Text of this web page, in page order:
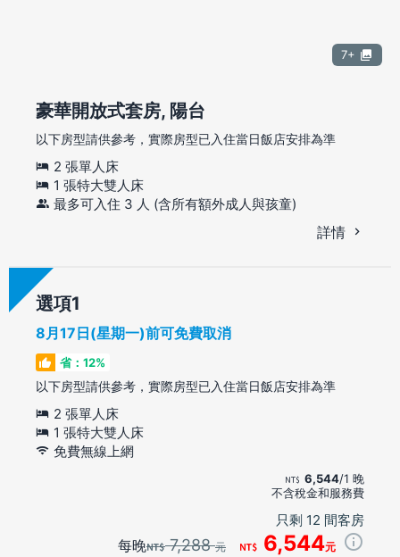
7+
豪華開放式套房, 陽台
以下房型請供參考，實際房型已入住當日飯店安排為準
2 張單人床
1 張特大雙人床
最多可入住 3 人 (含所有額外成人與孩童)
詳情
選項
8月17日(星期一)前可免費取消
省：12%
以下房型請供參考，實際房型已入住當日飯店安排為準
2 張單人床
1 張特大雙人床
免費無線上網
6,544/1 晚
不含稅金和服務費
只剩 12 間客房
每晚 7,288元 6,544元